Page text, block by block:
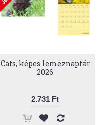
Cats, képes lemeznaptár
2026
2.731 Ft